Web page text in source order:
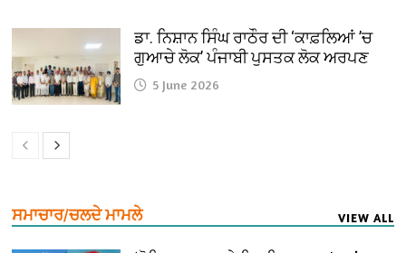
ਡਾ. ਨਿਸ਼ਾਨ ਸਿੰਘ ਰਾਠੌਰ ਦੀ ‘ਕਾਫ਼ਲਿਆਂ ’ਚ
ਗੁਆਚੇ ਲੋਕ’ ਪੰਜਾਬੀ ਪੁਸਤਕ ਲੋਕ ਅਰਪਣ
5 June 2026
ਸਮਾਚਾਰ/ਚਲਦੇ ਮਾਮਲੇ VIEW ALL